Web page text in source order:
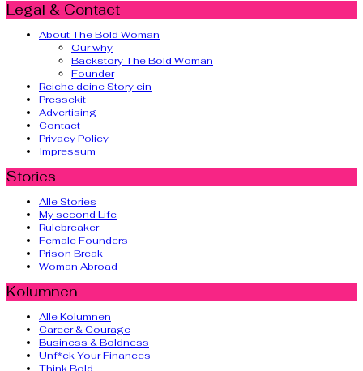
Legal & Contact
About The Bold Woman
Our why
Backstory The Bold Woman
Founder
Reiche deine Story ein
Pressekit
Advertising
Contact
Privacy Policy
Impressum
Stories
Alle Stories
My second Life
Rulebreaker
Female Founders
Prison Break
Woman Abroad
Kolumnen
Alle Kolumnen
Career & Courage
Business & Boldness
Unf*ck Your Finances